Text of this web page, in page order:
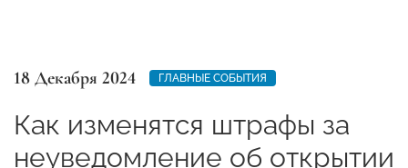
18 Декабря 2024 ГЛАВНЫЕ СОБЫТИЯ
Как изменятся штрафы за
неуведомление об открытии